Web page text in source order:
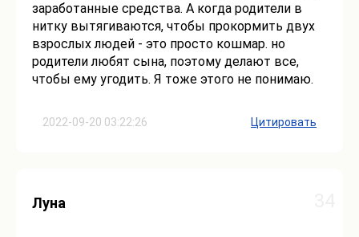
2022-09-20 03:22:26
заработанные средства. А когда родители в
нитку вытягиваются, чтобы прокормить двух
взрослых людей - это просто кошмар. но
родители любят сына, поэтому делают все,
чтобы ему угодить. Я тоже этого не понимаю.
Цитировать
Луна